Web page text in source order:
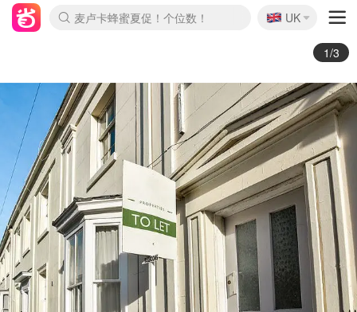
Prada/Miu 4.8折！
🇬🇧
UK
2/3